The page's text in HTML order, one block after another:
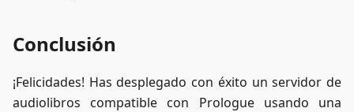
Conclusión
¡Felicidades! Has desplegado con éxito un servidor de
audiolibros compatible con Prologue usando una